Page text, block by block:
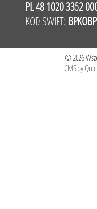
PL 48 1020 3352
KOD SWIFT:
© 2026
CMS by